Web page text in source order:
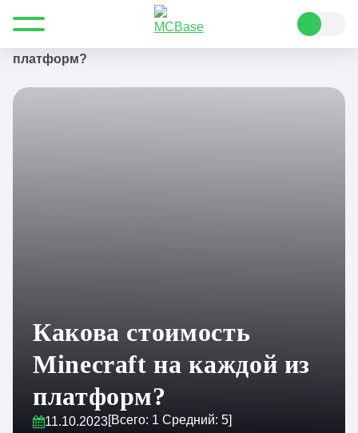
Все для Minecraft Полезные статьи
Подборки
платформ?
Какова стоимость
Minecraft на каждой из
платформ?
11.10.2023[Всего: 1 Средний: 5]